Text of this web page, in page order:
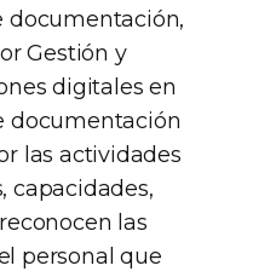
documentación,
Gestión y
digitales en
documentación
las actividades
capacidades,
las
personal que